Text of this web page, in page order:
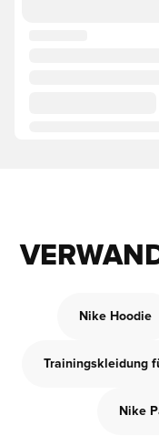
Nike Hoodie
Trainingskleidung
Nike